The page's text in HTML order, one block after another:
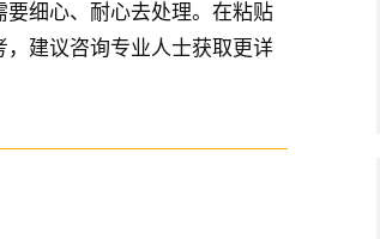
细心、耐心去处理。在粘贴
建议咨询专业人士获取更详